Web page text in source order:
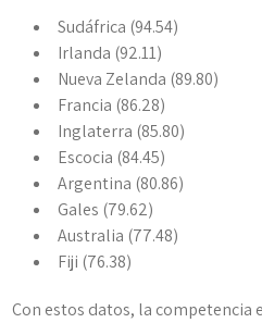
Sudáfrica (94.54)
Irlanda (92.11)
Nueva Zelanda (89.80)
Francia (86.28)
Inglaterra (85.80)
Escocia (84.45)
Argentina (80.86)
Gales (79.62)
Australia (77.48)
Fiji (76.38)
Con estos datos, la competencia